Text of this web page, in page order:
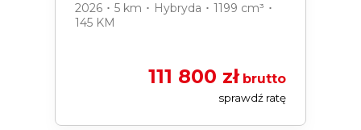
2026 ･ 5 km ･ Hybryda ･ 1199 cm³ ･
145 KM
111 800 złbrutto
sprawdź ratę